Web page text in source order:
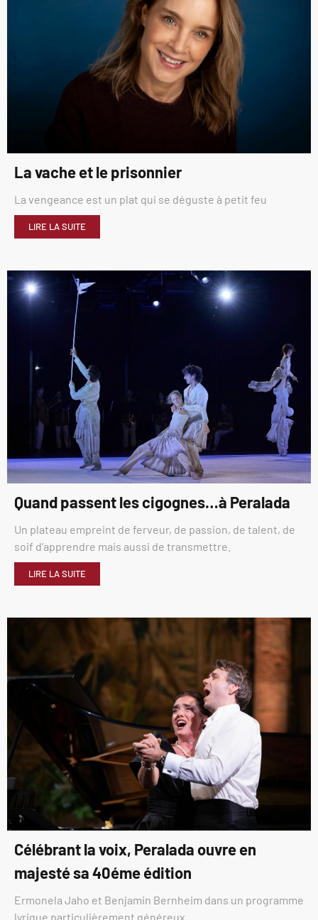
La vache et le prisonnier
La vengeance est un plat qui se déguste à petit feu
LIRE LA SUITE
Quand passent les cigognes…à Peralada
Un plateau empreint de ferveur, de passion, de talent, de
soif d’apprendre mais aussi de transmettre.
LIRE LA SUITE
Célébrant la voix, Peralada ouvre en
majesté sa 40éme édition
Ermonela Jaho et Benjamin Bernheim dans un programme
lyrique particulièrement généreux